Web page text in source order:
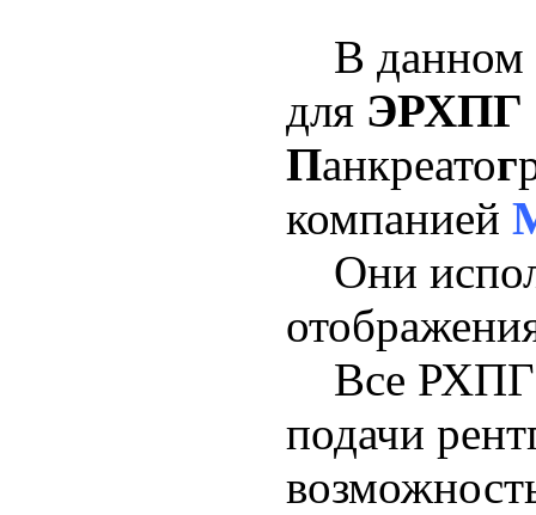
В данном
для ЭРХПГ
Панкреатог
компанией
Они
Все РХПГ-
подачи